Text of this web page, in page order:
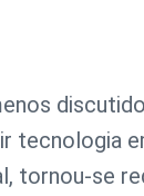
tecnologia
tornou-se